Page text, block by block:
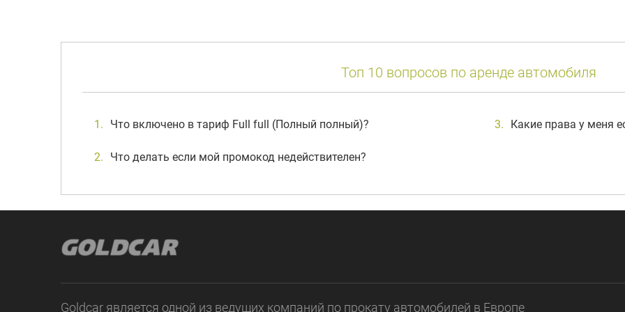
Топ 10 вопросов по аренде автомобиля
Что включено в тариф Full full (Полный полный)?
Что делать если мой промокод недействителен?
Какие права у меня
Goldcar является одной из ведущих компаний по прокату автомобилей в Европе